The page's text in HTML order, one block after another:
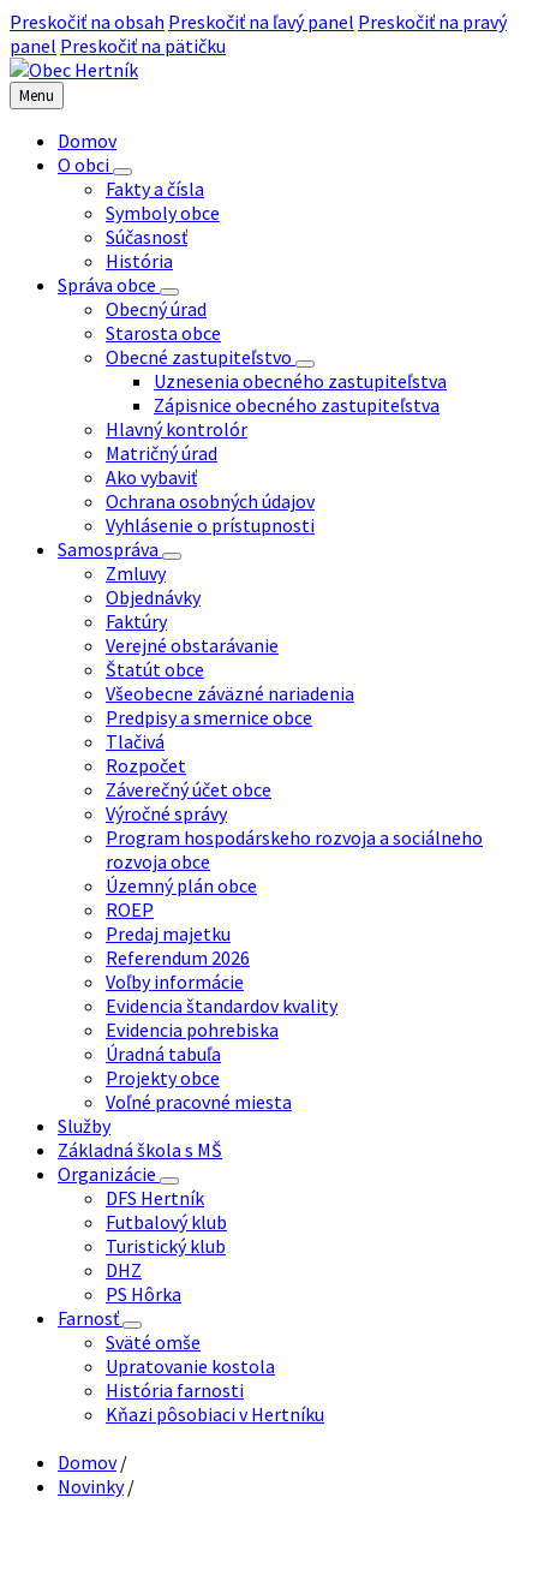
Preskočiť na obsah Preskočiť na ľavý panel Preskočiť na pravý
panel Preskočiť na pätičku
Menu
Domov
O obci
Fakty a čísla
Symboly obce
Súčasnosť
História
Správa obce
Obecný úrad
Starosta obce
Obecné zastupiteľstvo
Uznesenia obecného zastupiteľstva
Zápisnice obecného zastupiteľstva
Hlavný kontrolór
Matričný úrad
Ako vybaviť
Ochrana osobných údajov
Vyhlásenie o prístupnosti
Samospráva
Zmluvy
Objednávky
Faktúry
Verejné obstarávanie
Štatút obce
Všeobecne záväzné nariadenia
Predpisy a smernice obce
Tlačivá
Rozpočet
Záverečný účet obce
Výročné správy
Program hospodárskeho rozvoja a sociálneho
rozvoja obce
Územný plán obce
ROEP
Predaj majetku
Referendum 2026
Voľby informácie
Evidencia štandardov kvality
Evidencia pohrebiska
Úradná tabuľa
Projekty obce
Voľné pracovné miesta
Služby
Základná škola s MŠ
Organizácie
DFS Hertník
Futbalový klub
Turistický klub
DHZ
PS Hôrka
Farnosť
Sväté omše
Upratovanie kostola
História farnosti
Kňazi pôsobiaci v Hertníku
Domov /
Novinky /